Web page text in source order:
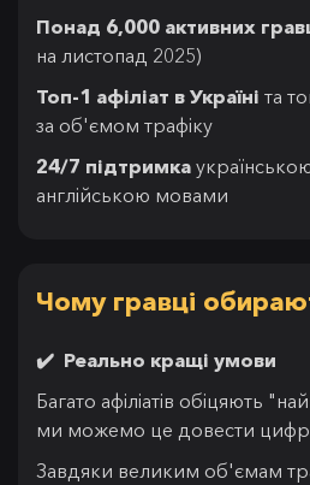
Понад 6,000 активних
на листопад 2025)
Топ-1 афіліат в Україні та
за об'ємом трафіку
24/7 підтримка
англійською мовами
Чому гравці
✔️ Реально кращі умови
Багато афіліатів обіцяють
ми можемо це довести
Завдяки великим об'ємам